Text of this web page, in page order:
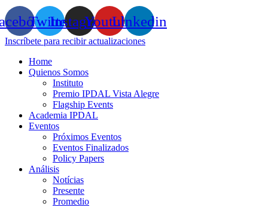
TwitterInstagramYoutubeLinkedin
Inscríbete para recibir actualizaciones
Home
Quienos Somos
Instituto
Premio IPDAL Vista Alegre
Flagship Events
Academia IPDAL
Eventos
Próximos Eventos
Eventos Finalizados
Policy Papers
Análisis
Notícias
Presente
Promedio